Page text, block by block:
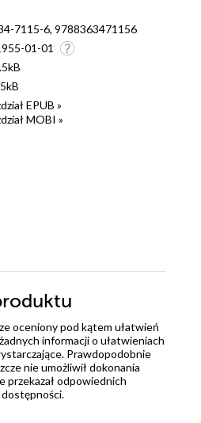
7115-6, 9788363471156
01-01
EPUB »
MOBI »
oceniony pod kątem ułatwień
informacji o ułatwieniach
Prawdopodobnie
nie umożliwił dokonania
przekazał odpowiednich